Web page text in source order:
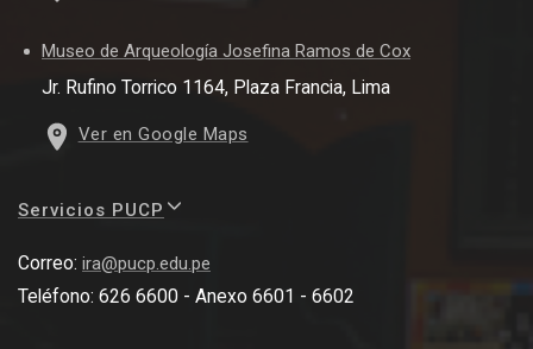
Museo de Arqueología Josefina Ramos de Cox
Jr. Rufino Torrico 1164, Plaza Francia, Lima
Ver en Google Maps
Servicios PUCP
Correo: ira@pucp.edu.pe
Teléfono: 626 6600 - Anexo 6601 - 6602